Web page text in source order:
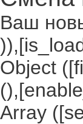
Ваш
Object
Array